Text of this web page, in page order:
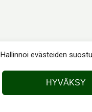
Hallinnoi evästeiden
HYVÄKSY
Theme byOut the Box